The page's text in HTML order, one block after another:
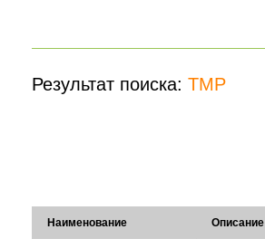
Результат поиска: TMP
Наименование Описание